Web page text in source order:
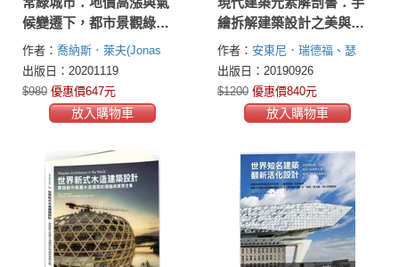
候變遷下，都市景觀綠化
的設計規劃及實踐案例
作者： 喬納斯．萊夫(Jonas
Reif)
出版日：20201119
$980 優惠價647元
放入購物車
繪拆解建築設計之美與結
構巧思，深度臥遊觸發靈
思
作者： 安東尼．瑞德福、瑟
倫．莫爾寇、阿米特．思瑞法
斯特發(Antony Radford、Selen
Morkoç、Amit Srivastava)
出版日：20190926
$1200 優惠價840元
放入購物車